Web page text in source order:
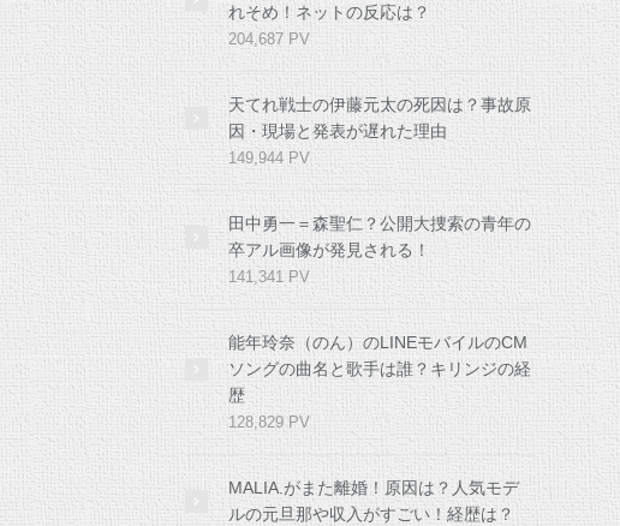
れそめ！ネットの反応は？
204,687 PV
天てれ戦士の伊藤元太の死因は？事故原
因・現場と発表が遅れた理由
149,944 PV
田中勇一＝森聖仁？公開大捜索の青年の
卒アル画像が発見される！
141,341 PV
能年玲奈（のん）のLINEモバイルのCM
ソングの曲名と歌手は誰？キリンジの経
歴
128,829 PV
MALIA.がまた離婚！原因は？人気モデ
ルの元旦那や収入がすごい！経歴は？